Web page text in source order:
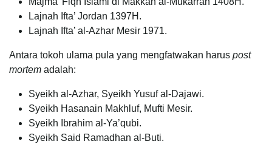
Lajnah Ifta’ Jordan 1397H.
Lajnah Ifta’ al-Azhar Mesir 1971.
Antara tokoh ulama pula yang mengfatwakan harus post
mortem adalah:
Syeikh al-Azhar, Syeikh Yusuf al-Dajawi.
Syeikh Hasanain Makhluf, Mufti Mesir.
Syeikh Ibrahim al-Ya’qubi.
Syeikh Said Ramadhan al-Buti.